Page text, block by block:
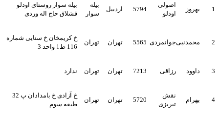
1 بهروز
اصولی
اودلو
5794 اردبیل
بیله
سوار
بیله سوار روستای اودلو
قشلاق حاج اله وردی
2 محمدنبیجوانمردی 5565 تهران تهران
خ کریمخان خ سنایی شماره
116 ط1 واحد 3
3 داوود رزاقی 7213 تهران تهران ندارد
4 بهرام
نقش
تبریزی
5720 تهران تهران
خ آزادی خ بامدادان پ 32
طبقه سوم